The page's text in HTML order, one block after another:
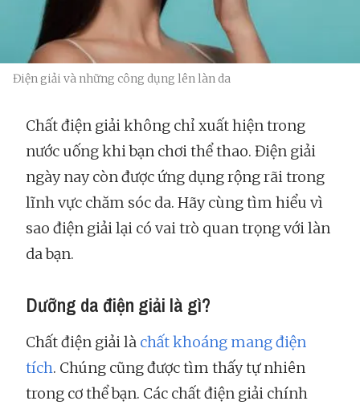
Điện giải và những công dụng lên làn da
Chất điện giải không chỉ xuất hiện trong
nước uống khi bạn chơi thể thao. Điện giải
ngày nay còn được ứng dụng rộng rãi trong
lĩnh vực chăm sóc da. Hãy cùng tìm hiểu vì
sao điện giải lại có vai trò quan trọng với làn
da bạn.
Dưỡng da điện giải là gì?
Chất điện giải là chất khoáng mang điện
tích. Chúng cũng được tìm thấy tự nhiên
trong cơ thể bạn. Các chất điện giải chính